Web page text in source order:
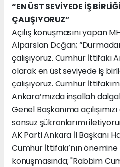
“EN ÜST SEVİYEDE İŞ
ÇALIŞIYORUZ”
Açılış konuşmasını yapan
Alparslan Doğan;
çalışıyoruz. Cumhur İttifakı
olarak en üst seviyede iş
çalışıyoruz. Cumhur
Ankara’mızda inşallah
Genel Başkanıma
sonsuz şükranlarımı
AK Parti Ankara İl Başkanı
Cumhur İttifakı’nın önemine
konuşmasında; "Rabbim